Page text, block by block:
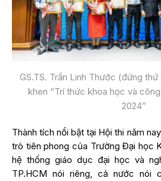
GS.TS. Trần Linh Thước (đứng
khen “Trí thức khoa học và
2024”
Thành tích nổi bật tại Hội thi năm
trò tiên phong của Trường Đại học
hệ thống giáo dục đại học và
TP.HCM nói riêng, cả nước nói